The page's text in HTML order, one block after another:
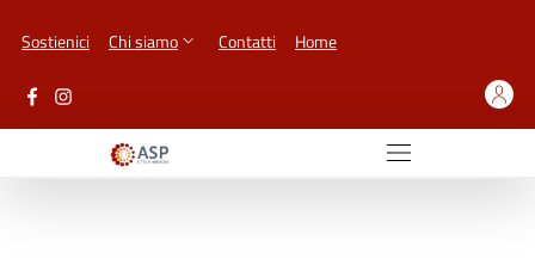
Sostienici Chi siamo Contatti Home